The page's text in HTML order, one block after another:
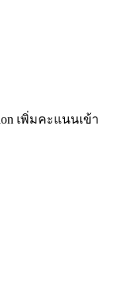
เพิ่มคะแนนเข้า